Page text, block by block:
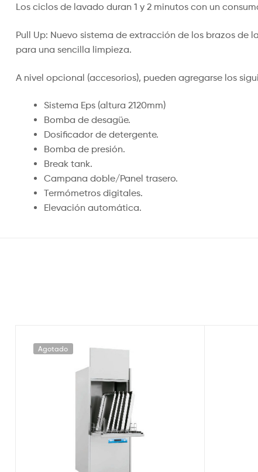
Los ciclos de lavado duran 1 y 2 minutos con un
Pull Up: Nuevo sistema de extracción de los brazos de
para una sencilla limpieza.
A nivel opcional (accesorios), pueden agregarse los
Sistema Eps (altura 2120mm)
Bomba de desagüe.
Dosificador de detergente.
Bomba de presión.
Break tank.
Campana doble/Panel trasero.
Termómetros digitales.
Elevación automática.
Agotado